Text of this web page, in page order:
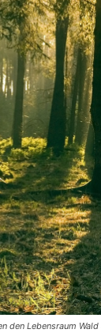
den Lebensraum